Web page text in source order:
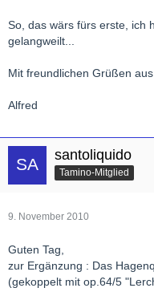
So, das wärs fürs erste, ich
gelangweilt...
Mit freundlichen Grüßen
Alfred
santoliquido
Tamino-Mitglied
9. November 2010
Guten Tag,
zur Ergänzung : Das
(gekoppelt mit op.64/5